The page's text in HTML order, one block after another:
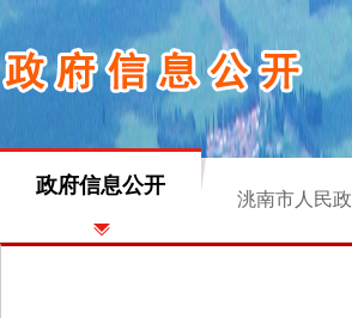
政府信息公开
洮南市人民